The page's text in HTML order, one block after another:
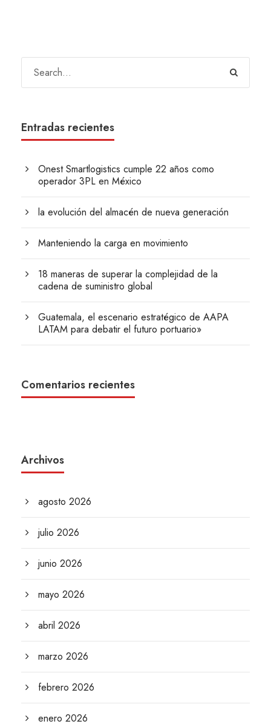
Entradas recientes
Onest Smartlogistics cumple 22 años como
operador 3PL en México
la evolución del almacén de nueva generación
Manteniendo la carga en movimiento
18 maneras de superar la complejidad de la
cadena de suministro global
Guatemala, el escenario estratégico de AAPA
LATAM para debatir el futuro portuario»
Comentarios recientes
Archivos
agosto 2026
julio 2026
junio 2026
mayo 2026
abril 2026
marzo 2026
febrero 2026
enero 2026